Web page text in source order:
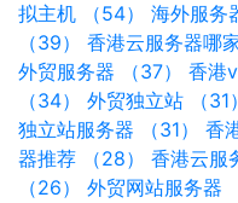
拟主机 （54）
海外服务
（39）
香港云服务器哪
外贸服务器 （37）
香港
（34）
外贸独立站 （31）
独立站服务器 （31）
香
器推荐 （28）
香港云服
（26）
外贸网站服务器